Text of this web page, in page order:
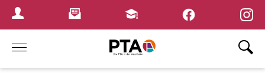
Login MenuNewsletterFortbildungen
Home ×